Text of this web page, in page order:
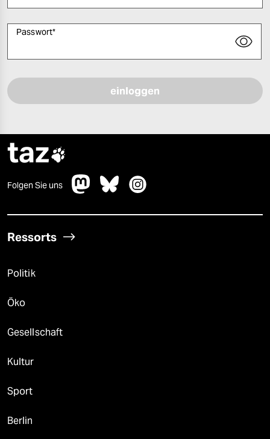
Passwort*
taz
Folgen Sie uns
Ressorts
Politik
Öko
Gesellschaft
Kultur
Sport
Berlin